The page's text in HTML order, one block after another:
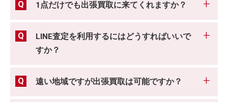
1点だけでも出張買取に来てくれますか？
LINE査定を利用するにはどうすればいいで
すか？
遠い地域ですが出張買取は可能ですか？